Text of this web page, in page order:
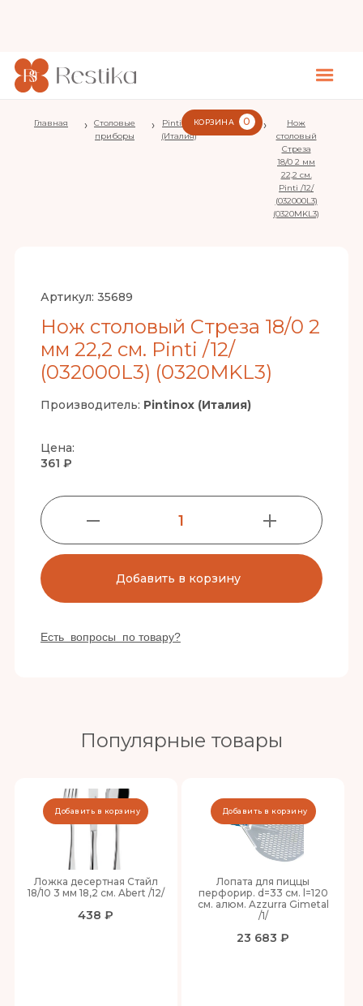
КОРЗИНА 0
Главная ›
Столовые
приборы
›
Pintinox
(Италия)
› Stresa ›
Нож
столовый
Стреза
18/0 2 мм
22,2 см.
Pinti /12/
(032000L3)
(0320MKL3)
Артикул: 35689
Нож столовый Стреза 18/0 2
мм 22,2 см. Pinti /12/
(032000L3) (0320MKL3)
Производитель: Pintinox (Италия)
Цена:
361 ₽
1
Добавить в корзину
Есть вопросы по товару?
Популярные товары
Ложка десертная Стайл
18/10 3 мм 18,2 см. Abert /12/
438 ₽
Добавить в корзину
Лопата для пиццы
перфорир. d=33 см. l=120
см. алюм. Azzurra Gimetal
/1/
23 683 ₽
Добавить в корзину